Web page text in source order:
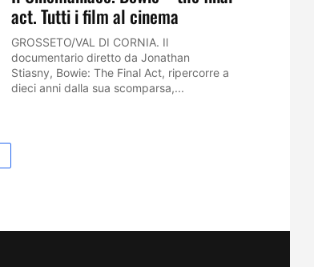
act. Tutti i film al cinema
GROSSETO/VAL DI CORNIA. Il
documentario diretto da Jonathan
Stiasny, Bowie: The Final Act, ripercorre a
dieci anni dalla sua scomparsa,...